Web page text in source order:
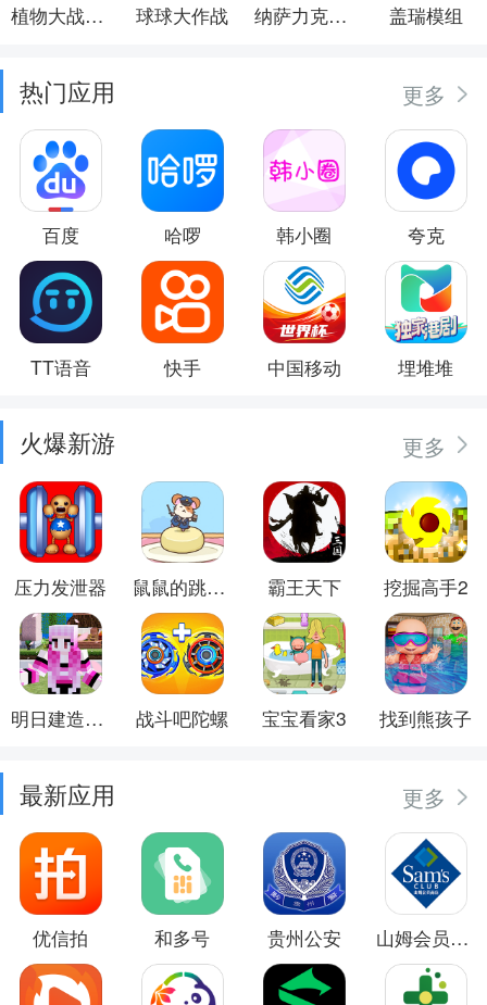
植物大战僵尸2 球球大作战 纳萨力克之王 盖瑞模组
热门应用 更多
百度 哈啰 韩小圈 夸克
TT语音 快手 中国移动 埋堆堆
火爆新游 更多
压力发泄器 鼠鼠的跳跃冒险 霸王天下 挖掘高手2
明日建造大师 战斗吧陀螺 宝宝看家3 找到熊孩子
最新应用 更多
优信拍 和多号 贵州公安 山姆会员商店